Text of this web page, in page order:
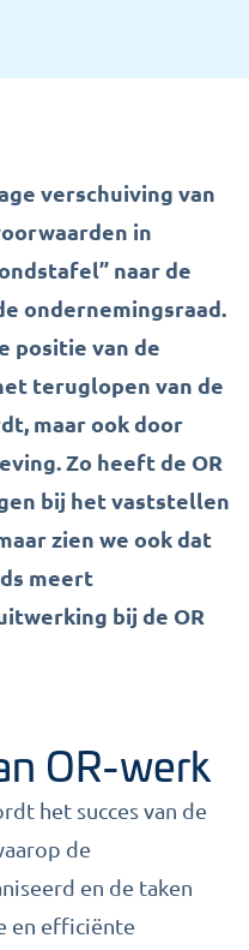
verschuiving van
in
naar de
ondernemingsraad.
positie van de
teruglopen van de
maar ook door
Zo heeft de OR
bij het vaststellen
zien we ook dat
meert
bij de OR
OR-werk
het succes van de
de
en de taken
en efficiënte